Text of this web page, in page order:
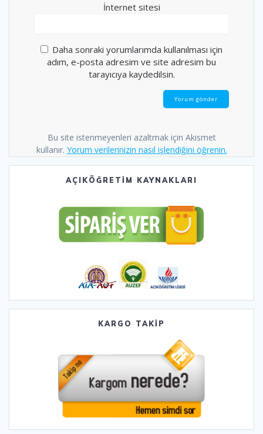
İnternet sitesi
Daha sonraki yorumlarımda kullanılması için
adım, e-posta adresim ve site adresim bu
tarayıcıya kaydedilsin.
Bu site istenmeyenleri azaltmak için Akismet
kullanır. Yorum verilerinizin nasıl işlendiğini öğrenin.
AÇIKÖĞRETİM KAYNAKLARI
KARGO TAKİP